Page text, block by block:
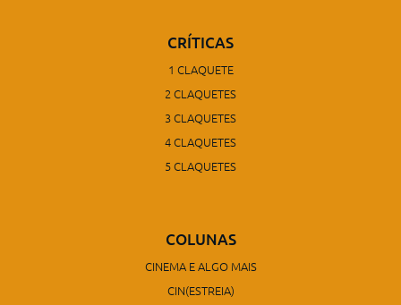
CRÍTICAS
1 CLAQUETE
2 CLAQUETES
3 CLAQUETES
4 CLAQUETES
5 CLAQUETES
COLUNAS
CINEMA E ALGO MAIS
CIN(ESTREIA)